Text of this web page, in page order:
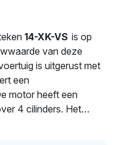
14-XK-VS is op
van deze
is uitgerust met
een
motor heeft een
4 cilinders. Het
per 100 km. Dit model